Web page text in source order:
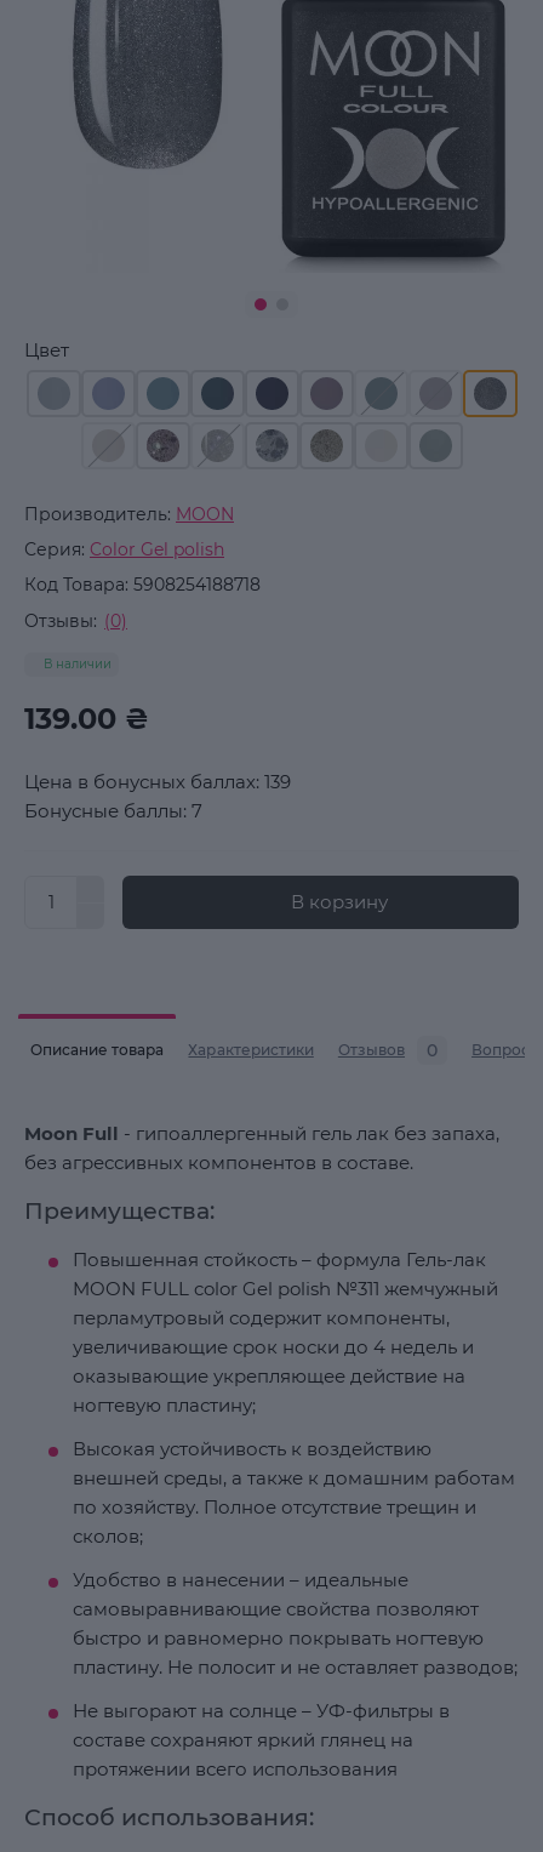
Производитель: MOON
Серия: Color Gel polish
Код Товара: 5908254188718
Отзывы: (0)
В наличии
Цвет
139.00 ₴
Цена в бонусных баллах: 139
Бонусные баллы: 7
В корзину
Описание товара Характеристики Отзывов 0 Вопросы
Moon Full - гипоаллергенный гель лак без запаха,
без агрессивных компонентов в составе.
Преимущества:
Повышенная стойкость – формула Гель-лак
MOON FULL color Gel polish №311 жемчужный
перламутровый содержит компоненты,
увеличивающие срок носки до 4 недель и
оказывающие укрепляющее действие на
ногтевую пластину;
Высокая устойчивость к воздействию
внешней среды, а также к домашним работам
по хозяйству. Полное отсутствие трещин и
сколов;
Удобство в нанесении – идеальные
самовыравнивающие свойства позволяют
быстро и равномерно покрывать ногтевую
пластину. Не полосит и не оставляет разводов;
Не выгорают на солнце – УФ-фильтры в
составе сохраняют яркий глянец на
протяжении всего использования
Способ использования: